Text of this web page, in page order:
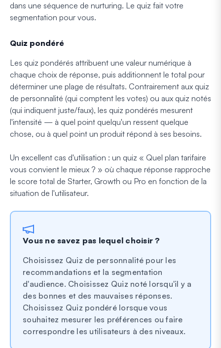
dans une séquence de nurturing. Le quiz fait votre
segmentation pour vous.
Quiz pondéré
Les quiz pondérés attribuent une valeur numérique à
chaque choix de réponse, puis additionnent le total pour
déterminer une plage de résultats. Contrairement aux quiz
de personnalité (qui comptent les votes) ou aux quiz notés
(qui indiquent juste/faux), les quiz pondérés mesurent
l'intensité — à quel point quelqu'un ressent quelque
chose, ou à quel point un produit répond à ses besoins.
Un excellent cas d'utilisation : un quiz « Quel plan tarifaire
vous convient le mieux ? » où chaque réponse rapproche
le score total de Starter, Growth ou Pro en fonction de la
situation de l'utilisateur.
Vous ne savez pas lequel choisir ?
Choisissez Quiz de personnalité pour les
recommandations et la segmentation
d'audience. Choisissez Quiz noté lorsqu'il y a
des bonnes et des mauvaises réponses.
Choisissez Quiz pondéré lorsque vous
souhaitez mesurer les préférences ou faire
correspondre les utilisateurs à des niveaux.